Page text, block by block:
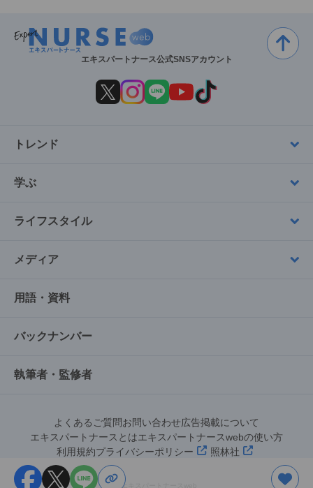
エキスパートナース公式SNSアカウント
トレンド
学ぶ
ライフスタイル
メディア
用語・資料
バックナンバー
執筆者・監修者
よくあるご質問お問い合わせ広告掲載について
エキスパートナースとはエキスパートナースwebの使い方
利用規約プライバシーポリシー 照林社
©︎エキスパートナースweb